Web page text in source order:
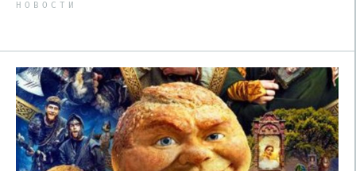
НОВОСТИ